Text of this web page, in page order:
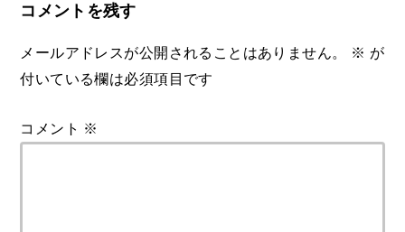
コメントを残す
メールアドレスが公開されることはありません。 ※ が
付いている欄は必須項目です
コメント ※